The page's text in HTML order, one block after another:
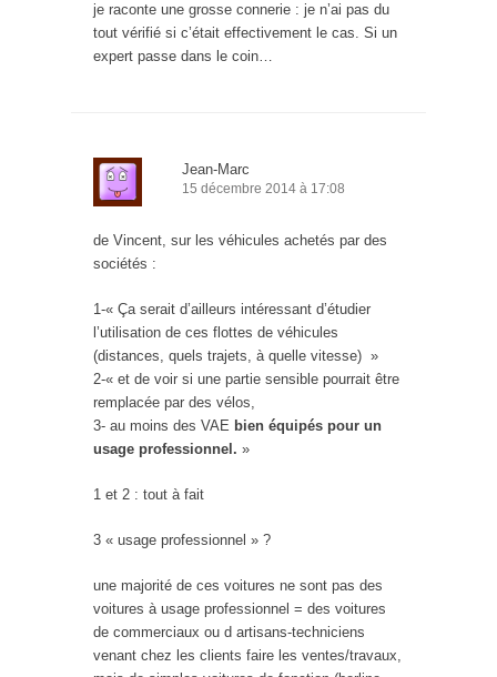
je raconte une grosse connerie : je n’ai pas du
tout vérifié si c’était effectivement le cas. Si un
expert passe dans le coin…
Jean-Marc
15 décembre 2014 à 17:08
de Vincent, sur les véhicules achetés par des
sociétés :
1-« Ça serait d’ailleurs intéressant d’étudier
l’utilisation de ces flottes de véhicules
(distances, quels trajets, à quelle vitesse) »
2-« et de voir si une partie sensible pourrait être
remplacée par des vélos,
3- au moins des VAE bien équipés pour un
usage professionnel. »
1 et 2 : tout à fait
3 « usage professionnel » ?
une majorité de ces voitures ne sont pas des
voitures à usage professionnel = des voitures
de commerciaux ou d artisans-techniciens
venant chez les clients faire les ventes/travaux,